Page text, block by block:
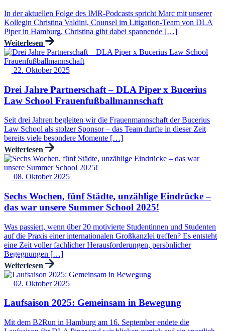
In der aktuellen Folge des IMR-Podcasts spricht Marc mit unserer
Kollegin Christina Valdini, Counsel im Litigation-Team von DLA
Piper in Hamburg. Christina gibt dabei spannende […]
Weiterlesen
22. Oktober 2025
Drei Jahre Partnerschaft – DLA Piper x Bucerius
Law School Frauenfußballmannschaft
Seit drei Jahren begleiten wir die Frauenmannschaft der Bucerius
Law School als stolzer Sponsor – das Team durfte in dieser Zeit
bereits viele besondere Momente […]
Weiterlesen
08. Oktober 2025
Sechs Wochen, fünf Städte, unzählige Eindrücke –
das war unsere Summer School 2025!
Was passiert, wenn über 20 motivierte Studentinnen und Studenten
auf die Praxis einer internationalen Großkanzlei treffen? Es entsteht
eine Zeit voller fachlicher Herausforderungen, persönlicher
Begegnungen […]
Weiterlesen
02. Oktober 2025
Laufsaison 2025: Gemeinsam in Bewegung
Mit dem B2Run in Hamburg am 16. September endete die